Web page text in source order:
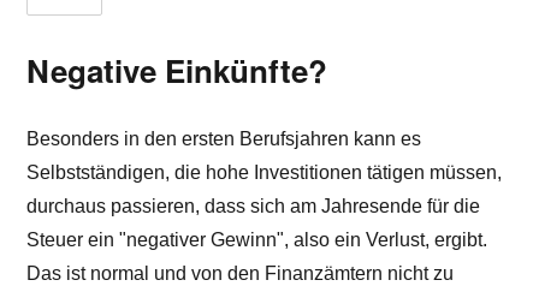
Negative Einkünfte?
Besonders in den ersten Berufsjahren kann es
Selbstständigen, die hohe Investitionen tätigen müssen,
durchaus passieren, dass sich am Jahresende für die
Steuer ein "negativer Gewinn", also ein Verlust, ergibt.
Das ist normal und von den Finanzämtern nicht zu